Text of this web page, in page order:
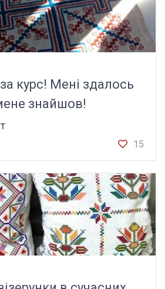
курс! Мені здалось
знайшов!
15